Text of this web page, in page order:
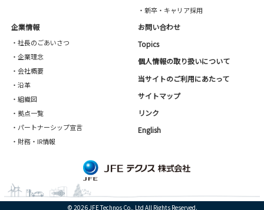
企業情報
・社長のごあいさつ
・企業理念
・会社概要
・沿革
・組織図
・拠点一覧
・パートナーシップ宣言
・財務・IR情報
・新卒・キャリア採用
お問い合わせ
Topics
個人情報の取り扱いについて
当サイトのご利用にあたって
サイトマップ
リンク
English
© 2026 JFE Technos Co., Ltd All Rights Reserved.